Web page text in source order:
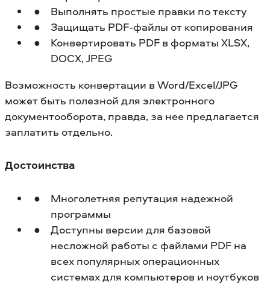
Выполнять простые правки по тексту
Защищать PDF-файлы от копирования
Конвертировать PDF в форматы XLSX,
DOCX, JPEG
Возможность конвертации в Word/Excel/JPG
может быть полезной для электронного
документооборота, правда, за нее предлагается
заплатить отдельно.
Достоинства
Многолетняя репутация надежной
программы
Доступны версии для базовой
несложной работы с файлами PDF на
всех популярных операционных
системах для компьютеров и ноутбуков